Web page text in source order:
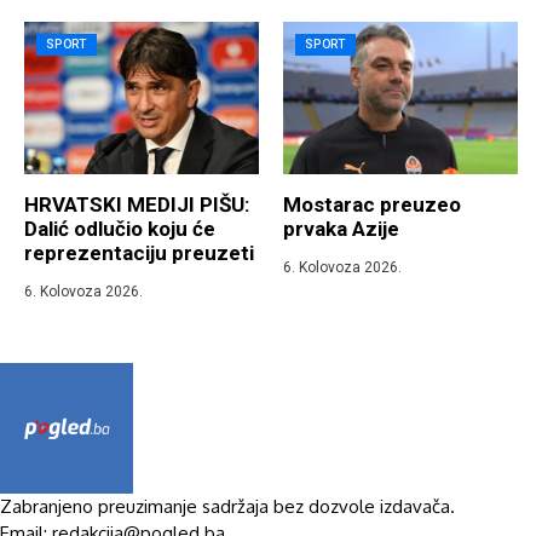
SPORT
HRVATSKI MEDIJI PIŠU:
Dalić odlučio koju će
reprezentaciju preuzeti
6. Kolovoza 2026.
SPORT
Mostarac preuzeo
prvaka Azije
6. Kolovoza 2026.
Zabranjeno preuzimanje sadržaja bez dozvole izdavača.